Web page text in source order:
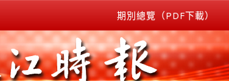
期別總覽（PDF下載）